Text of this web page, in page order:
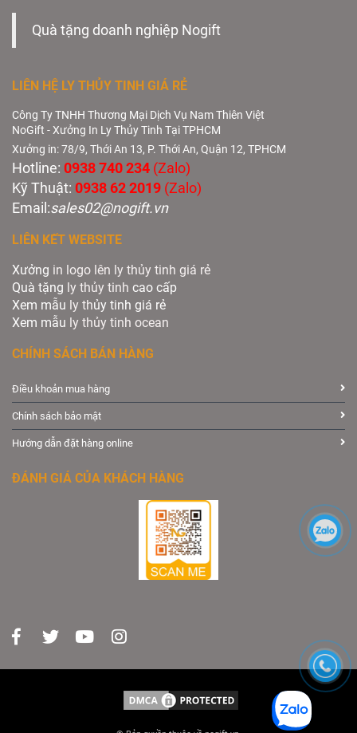
Quà tặng doanh nghiệp Nogift
LIÊN HỆ LY THỦY TINH GIÁ RẺ
Công Ty TNHH Thương Mại Dịch Vụ Nam Thiên Việt
NoGift - Xưởng In Ly Thủy Tinh Tại TPHCM
Xưởng in: 78/9, Thới An 13, P. Thới An, Quận 12, TPHCM
Hotline: 0938 740 234 (Zalo)
Kỹ Thuật: 0938 62 2019 (Zalo)
Email:sales02@nogift.vn
LIÊN KẾT WEBSITE
Xưởng in logo lên ly thủy tinh giá rẻ
Quà tặng ly thủy tinh cao cấp
Xem mẫu ly thủy tinh giá rẻ
Xem mẫu ly thủy tinh ocean
CHÍNH SÁCH BÁN HÀNG
Điều khoản mua hàng
Chính sách bảo mật
Hướng dẫn đặt hàng online
ĐÁNH GIÁ CỦA KHÁCH HÀNG